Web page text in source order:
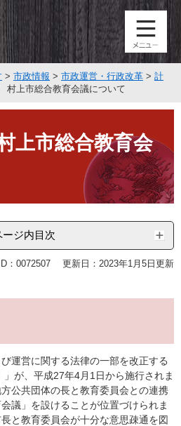
> 市政情報 > 市政運営・行政改革 > 計
上市総合教育会議について
上市総合教育会
ージ内目次
：0072507 更新日：2023年1月5日更新
運営に関する法律の一部を改正する
が、平成27年4月1日から施行されま
公共団体の長と教育委員会との連携
議」を設けることが位置づけられま
と教育委員会が十分な意思疎通を図